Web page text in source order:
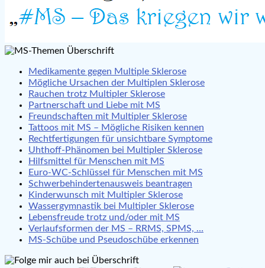
Medikamente gegen Multiple Sklerose
Mögliche Ursachen der Multiplen Sklerose
Rauchen trotz Multipler Sklerose
Partnerschaft und Liebe mit MS
Freundschaften mit Multipler Sklerose
Tattoos mit MS – Mögliche Risiken kennen
Rechtfertigungen für unsichtbare Symptome
Uhthoff-Phänomen bei Multipler Sklerose
Hilfsmittel für Menschen mit MS
Euro-WC-Schlüssel für Menschen mit MS
Schwerbehindertenausweis beantragen
Kinderwunsch mit Multipler Sklerose
Wassergymnastik bei Multipler Sklerose
Lebensfreude trotz und/oder mit MS
Verlaufsformen der MS – RRMS, SPMS, …
MS-Schübe und Pseudoschübe erkennen